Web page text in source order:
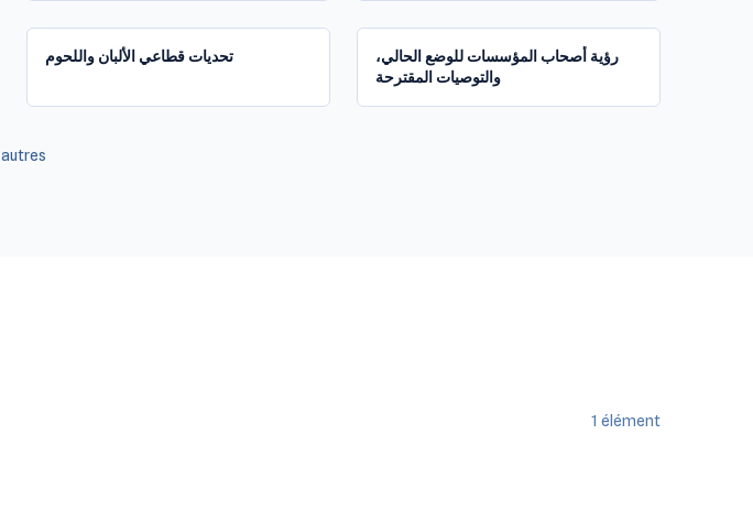
تحديات قطاعي الألبان واللحوم
رؤية أصحاب المؤسسات للوضع الحالي،
والتوصيات المقترحة
autres
1 élément